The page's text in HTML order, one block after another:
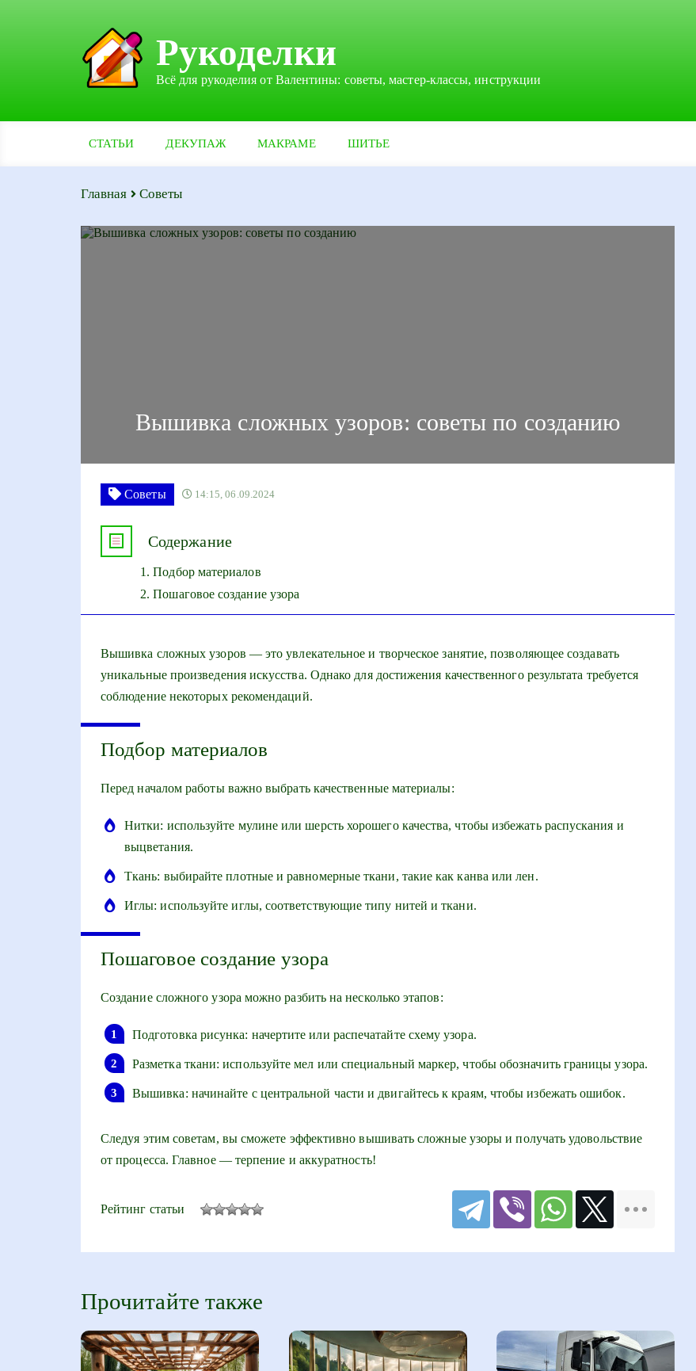
Рукоделки
Всё для рукоделия от Валентины: советы, мастер-классы, инструкции
СТАТЬИ ДЕКУПАЖ МАКРАМЕ ШИТЬЕ
Главная Советы
Вышивка сложных узоров: советы по созданию
Советы 14:15, 06.09.2024
Содержание
Подбор материалов
Пошаговое создание узора
Вышивка сложных узоров — это увлекательное и творческое занятие, позволяющее создавать
уникальные произведения искусства. Однако для достижения качественного результата требуется
соблюдение некоторых рекомендаций.
Подбор материалов
Перед началом работы важно выбрать качественные материалы:
Нитки: используйте мулине или шерсть хорошего качества, чтобы избежать распускания и
выцветания.
Ткань: выбирайте плотные и равномерные ткани, такие как канва или лен.
Иглы: используйте иглы, соответствующие типу нитей и ткани.
Пошаговое создание узора
Создание сложного узора можно разбить на несколько этапов:
Подготовка рисунка: начертите или распечатайте схему узора.
Разметка ткани: используйте мел или специальный маркер, чтобы обозначить границы узора.
Вышивка: начинайте с центральной части и двигайтесь к краям, чтобы избежать ошибок.
Следуя этим советам, вы сможете эффективно вышивать сложные узоры и получать удовольствие
от процесса. Главное — терпение и аккуратность!
Рейтинг статьи
Прочитайте также